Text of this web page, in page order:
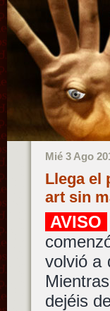
Mié 3 Ago
Llega el
art sin
AVISO
volvió a
dejéis